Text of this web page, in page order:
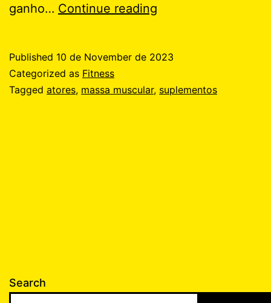
ganho… Continue reading
o
Published 10 de November de 2023
Categorized as Fitness
Tagged atores, massa muscular, suplementos
Search